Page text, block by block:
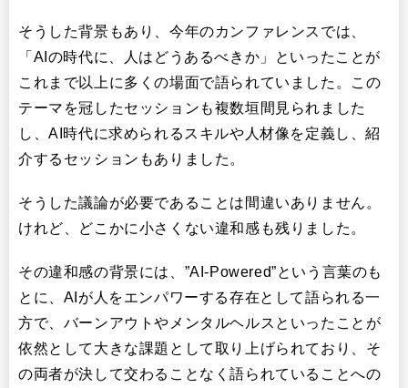
そうした背景もあり、今年のカンファレンスでは、
「AIの時代に、人はどうあるべきか」といったことが
これまで以上に多くの場面で語られていました。この
テーマを冠したセッションも複数垣間見られました
し、AI時代に求められるスキルや人材像を定義し、紹
介するセッションもありました。
そうした議論が必要であることは間違いありません。
けれど、どこかに小さくない違和感も残りました。
その違和感の背景には、”AI-Powered”という言葉のも
とに、AIが人をエンパワーする存在として語られる一
方で、バーンアウトやメンタルヘルスといったことが
依然として大きな課題として取り上げられており、そ
の両者が決して交わることなく語られていることへの